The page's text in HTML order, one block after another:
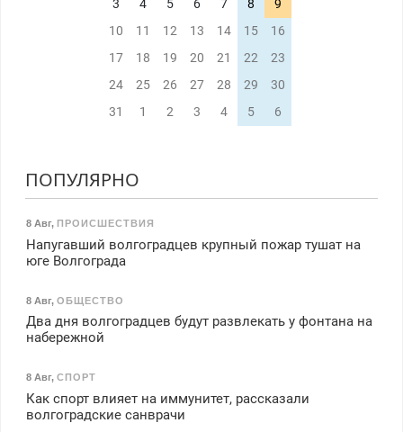
3 4 5 6 7 8
9
10
11 12 13 14 15
16
17
18 19 20 21 22
23
24
25 26 27 28 29
30
31
1 2 3 4 5 6
ПОПУЛЯРНО
8 Авг, ПРОИСШЕСТВИЯ
Напугавший волгоградцев крупный пожар тушат на
юге Волгограда
8 Авг, ОБЩЕСТВО
Два дня волгоградцев будут развлекать у фонтана на
набережной
8 Авг, СПОРТ
Как спорт влияет на иммунитет, рассказали
волгоградские санврачи